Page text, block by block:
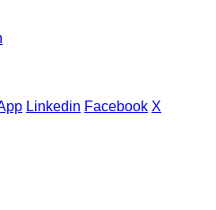
Linkedin Facebook X